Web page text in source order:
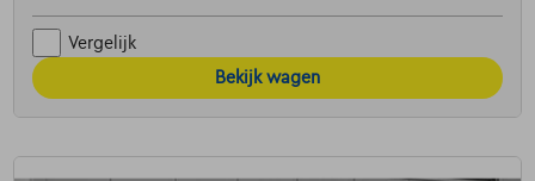
Vergelijk
Bekijk wagen